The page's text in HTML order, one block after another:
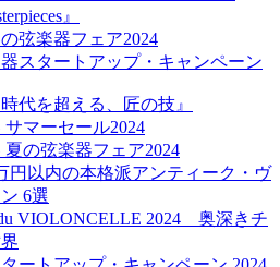
』
弦楽器フェア2024
スタートアップ・キャンペーン
代を超える、匠の技』
マーセール2024
夏の弦楽器フェア2024
円以内の本格派アンティーク・ヴ
6選
VIOLONCELLE 2024 奥深きチ